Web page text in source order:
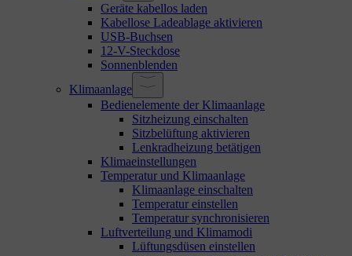
Geräte kabellos laden
Kabellose Ladeablage aktivieren
USB-Buchsen
12-V-Steckdose
Sonnenblenden
Klimaanlage
Bedienelemente der Klimaanlage
Sitzheizung einschalten
Sitzbelüftung aktivieren
Lenkradheizung betätigen
Klimaeinstellungen
Temperatur und Klimaanlage
Klimaanlage einschalten
Temperatur einstellen
Temperatur synchronisieren
Luftverteilung und Klimamodi
Lüftungsdüsen einstellen